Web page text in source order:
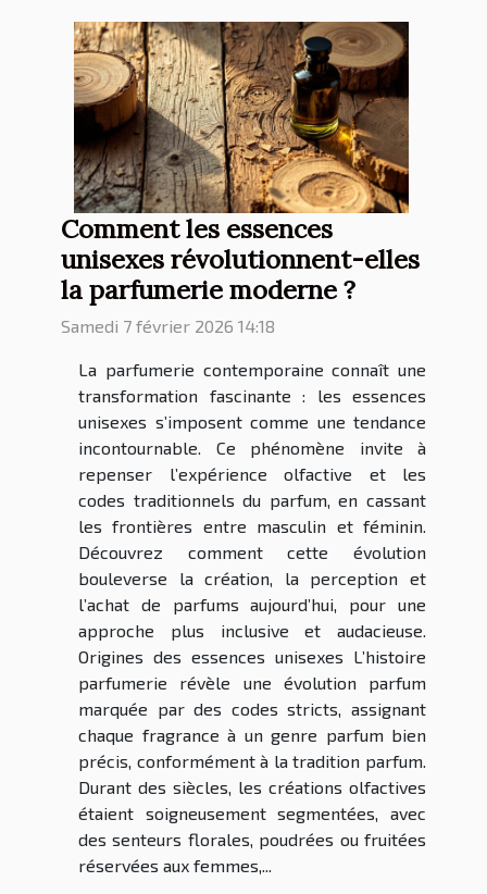
Comment les essences
unisexes révolutionnent-elles
la parfumerie moderne ?
Samedi 7 février 2026 14:18
La parfumerie contemporaine connaît une
transformation fascinante : les essences
unisexes s’imposent comme une tendance
incontournable. Ce phénomène invite à
repenser l’expérience olfactive et les
codes traditionnels du parfum, en cassant
les frontières entre masculin et féminin.
Découvrez comment cette évolution
bouleverse la création, la perception et
l’achat de parfums aujourd’hui, pour une
approche plus inclusive et audacieuse.
Origines des essences unisexes L’histoire
parfumerie révèle une évolution parfum
marquée par des codes stricts, assignant
chaque fragrance à un genre parfum bien
précis, conformément à la tradition parfum.
Durant des siècles, les créations olfactives
étaient soigneusement segmentées, avec
des senteurs florales, poudrées ou fruitées
réservées aux femmes,...